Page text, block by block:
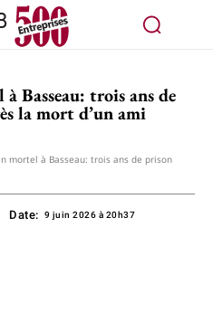
Basseau: trois ans de
la mort d’un ami
mortel à Basseau: trois ans de prison
Date: 9 juin 2026 à 20h37